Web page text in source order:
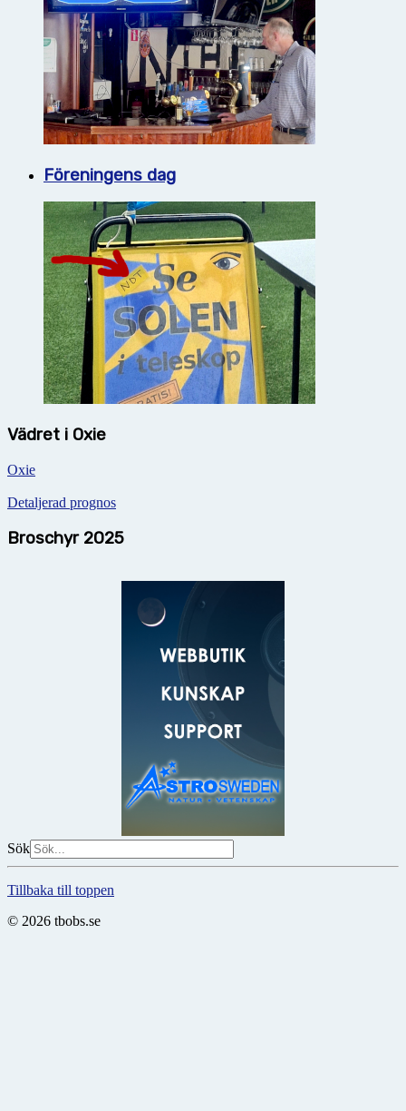
Föreningens dag
Vädret i Oxie
Oxie
Detaljerad prognos
Broschyr 2025
Sök
Tillbaka till toppen
© 2026 tbobs.se